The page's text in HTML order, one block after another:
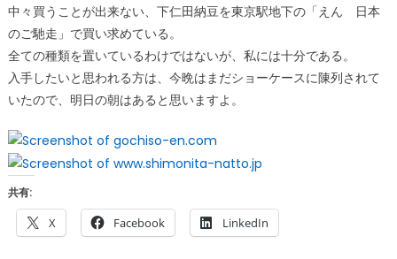
中々買うことが出来ない、下仁田納豆を東京駅地下の「えん 日本
のご馳走」で買い求めている。
全ての種類を置いているわけではないが、私には十分である。
入手したいと思われる方は、今晩はまだショーケースに陳列されて
いたので、明日の朝はあると思いますよ。
共有:
X Facebook LinkedIn